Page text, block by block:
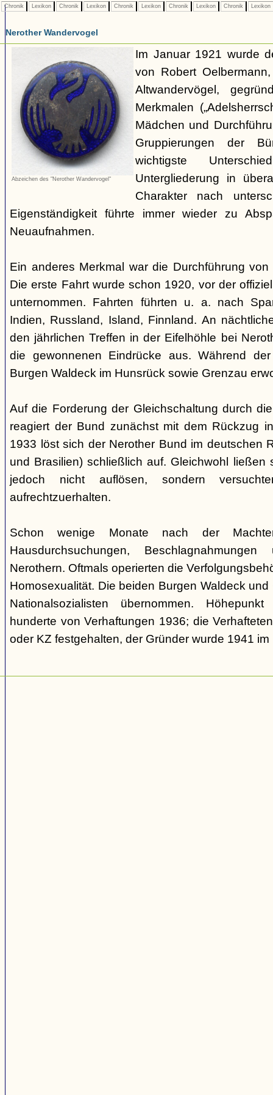
Chronik Lexikon Chronik Lexikon Chronik Lexikon Chronik Lexikon Chronik Lexikon
Nerother Wandervogel
Abzeichen des "Nerother Wandervogel"
Im Januar 1921 wurde
von Robert
Altwandervögel,
Merkmalen
Mädchen und
Gruppierungen der
wichtigste
Untergliederung in
Charakter nach
Eigenständigkeit führte immer wieder zu
Neuaufnahmen.
Ein anderes Merkmal war die Durchführung
Die erste Fahrt wurde schon 1920, vor der
unternommen. Fahrten führten u. a. nach
Indien, Russland, Island, Finnland. An
den jährlichen Treffen in der Eifelhöhle bei
die gewonnenen Eindrücke aus. Während
Burgen Waldeck im Hunsrück sowie Grenzau
Auf die Forderung der Gleichschaltung durch
reagiert der Bund zunächst mit dem Rückzug
1933 löst sich der Nerother Bund im deutschen
und Brasilien) schließlich auf. Gleichwohl ließen
jedoch nicht auflösen, sondern
aufrechtzuerhalten.
Schon wenige Monate nach der
Hausdurchsuchungen,
Nerothern. Oftmals operierten die
Homosexualität. Die beiden Burgen Waldeck
Nationalsozialisten übernommen.
hunderte von Verhaftungen 1936; die
oder KZ festgehalten, der Gründer wurde 1941